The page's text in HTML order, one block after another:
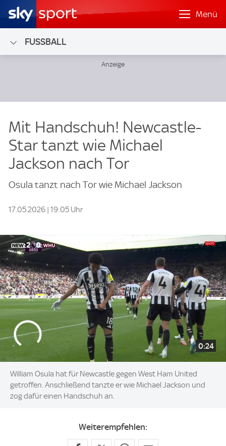
Menü
FUSSBALL
Mit Handschuh! Newcastle-
Star tanzt wie Michael
Jackson nach Tor
Osula tanzt nach Tor wie Michael Jackson
17.05.2026 | 19:05 Uhr
0:24
William Osula hat für Newcastle gegen West Ham United
getroffen. Anschließend tanzte er wie Michael Jackson und
zog dafür einen Handschuh an.
Weiterempfehlen: